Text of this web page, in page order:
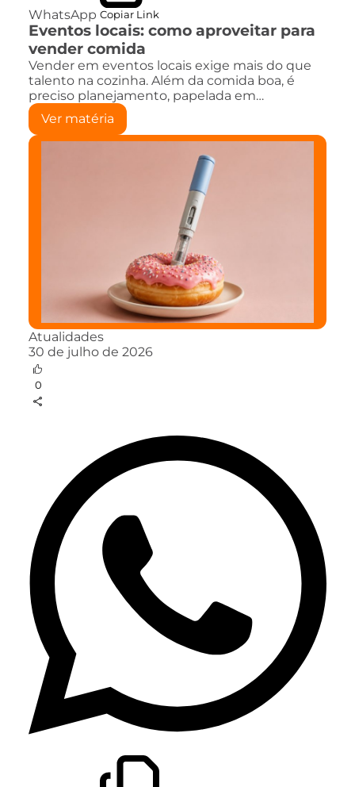
WhatsApp Copiar Link
Eventos locais: como aproveitar para
vender comida
Vender em eventos locais exige mais do que
talento na cozinha. Além da comida boa, é
preciso planejamento, papelada em…
Ver matéria
Atualidades
30 de julho de 2026
0